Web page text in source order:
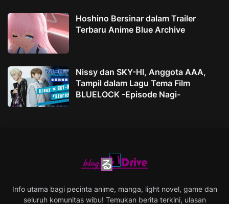
Hoshino Bersinar dalam Trailer
Terbaru Anime Blue Archive
Nissy dan SKY-HI, Anggota AAA,
Tampil dalam Lagu Tema Film
BLUELOCK -Episode Nagi-
Info utama bagi pecinta anime, manga, light novel, game dan
seluruh komunitas wibu! Temukan berita terkini, ulasan